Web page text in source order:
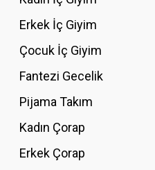
Erkek İç Giyim
Çocuk İç Giyim
Fantezi Gecelik
Pijama Takım
Kadın Çorap
Erkek Çorap